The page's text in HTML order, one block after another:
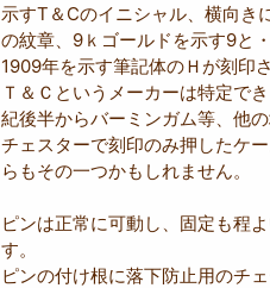
示すT＆Cのイニシャル、横向き
の紋章、9ｋゴールドを示す9と
1909年を示す筆記体のＨが刻印
Ｔ＆Ｃというメーカーは特定で
紀後半からバーミンガム等、他
チェスターで刻印のみ押したケ
らもその一つかもしれません。
ピンは正常に可動し、固定も程
す。
ピンの付け根に落下防止用のチ